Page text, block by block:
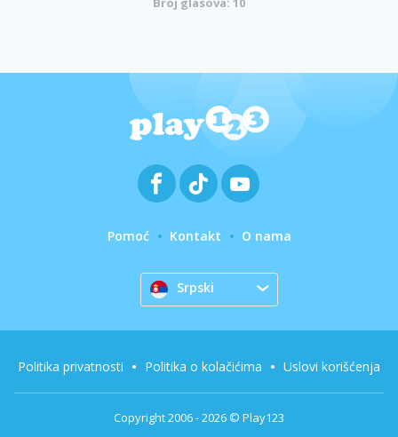
Pomoć Kontakt O nama
Srpski
Copyright 2006 - 2026 © Play123
Politika privatnosti Politika o kolačićima Uslovi korišćenja